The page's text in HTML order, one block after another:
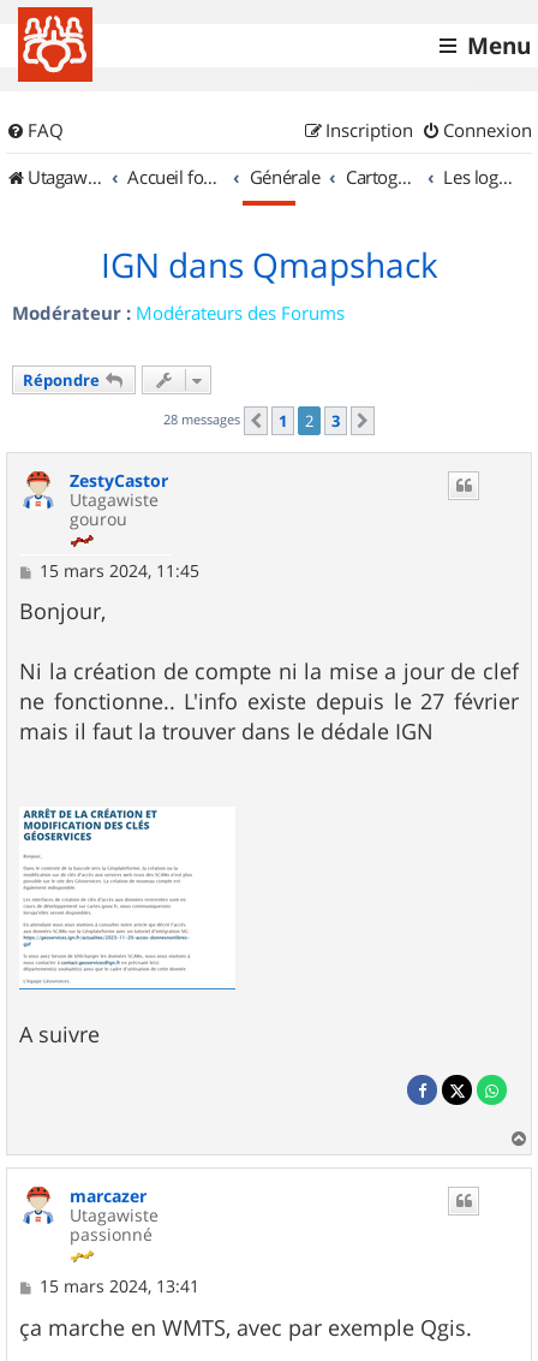
Menu
FAQ Connexion
Inscription
UtagawaVTT (Randos VTT et VTTAE avec traces GPS)
Accueil forum Générale Cartographie et GPS Les logiciels
IGN dans Qmapshack
Modérateur : Modérateurs des Forums
Répondre
28 messages Précédent
1 2 3
ZestyCastor
Utagawiste
gourou
M
s
s
g
e
15 mars 2024, 11:45
Bonjour,
Ni la création de compte ni la mise a jour de clef
ne fonctionne.. L'info existe depuis le 27 février
mais il faut la trouver dans le dédale IGN
A suivre
a
marcazer
Utagawiste
passionné
M
s
s
15 mars 2024, 13:41
ça marche en WMTS, avec par exemple Qgis.